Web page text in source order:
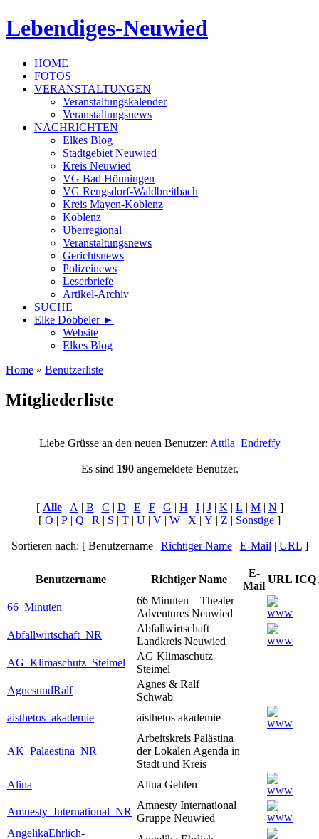
Lebendiges-Neuwied
HOME
FOTOS
VERANSTALTUNGEN
Veranstaltungskalender
Veranstaltungsnews
NACHRICHTEN
Elkes Blog
Stadtgebiet Neuwied
Kreis Neuwied
VG Bad Hönningen
VG Rengsdorf-Waldbreitbach
Kreis Mayen-Koblenz
Koblenz
Überregional
Veranstaltungsnews
Gerichtsnews
Polizeinews
Leserbriefe
Artikel-Archiv
SUCHE
Elke Döbbeler ►
Website
Elkes Blog
Home » Benutzerliste
Mitgliederliste
Liebe Grüsse an den neuen Benutzer: Attila_Endreffy
Es sind 190angemeldete Benutzer.
[ Alle| A | B | C | D | E | F| G | H | I| J| K | L | M| N ]
[ O | P | Q | R | S | T | U | V | W | X | Y | Z | Sonstige ]
Sortieren nach: [ Benutzername | Richtiger Name| E-Mail | URL]
Benutzername Richtiger Name
E-
Mail
URL ICQ
66_Minuten
66 Minuten – Theater
Adventures Neuwied
Abfallwirtschaft_NR
Abfallwirtschaft
Landkreis Neuwied
AG_Klimaschutz_Steimel
AG Klimaschutz
Steimel
AgnesundRalf
Agnes & Ralf
Schwab
aisthetos_akademie
aisthetos akademie
AK_Palaestina_NR
Arbeitskreis Palästina
der Lokalen Agenda in
Stadt und Kreis
Alina
Alina Gehlen
Amnesty_International_NR
Amnesty International
Gruppe Neuwied
AngelikaEhrlich-